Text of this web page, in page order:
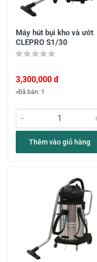
Máy hút bụi kho và ướt
CLEPRO S1/30
3,300,000 đ
Đã bán: 1
Thêm vào giỏ hàng